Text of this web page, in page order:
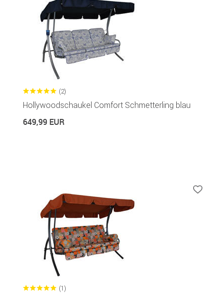
(2)
Hollywoodschaukel Comfort Schmetterling blau
649,99 EUR
(1)